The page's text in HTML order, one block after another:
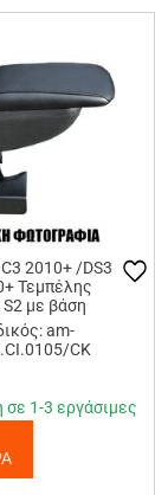
2010+ /DS3
Τεμπέλης
με βάση
am-
CK
1-3 εργάσιμες